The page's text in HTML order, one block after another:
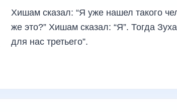
Хишам сказал: “Я уже нашел такого
же это?” Хишам сказал: “Я”. Тогда
для нас третьего”.